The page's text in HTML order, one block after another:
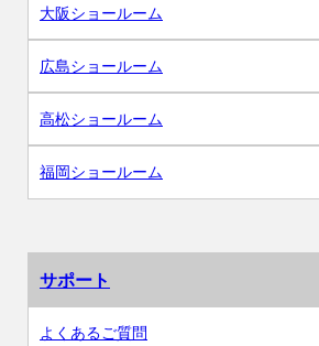
大阪ショールーム
広島ショールーム
高松ショールーム
福岡ショールーム
サポート
よくあるご質問